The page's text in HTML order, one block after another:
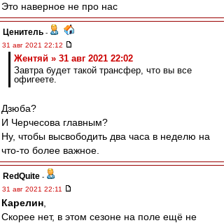
Это наверное не про нас
Ценитель -
31 авг 2021 22:12
Жентяй » 31 авг 2021 22:02
Завтра будет такой трансфер, что вы все
офигеете.
Дзюба?
И Черчесова главным?
Ну, чтобы высвободить два часа в неделю на
что-то более важное.
RedQuite -
31 авг 2021 22:11
Карелин
Скорее нет, в этом сезоне на поле ещё не